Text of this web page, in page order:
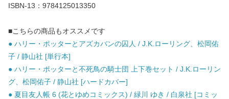
ISBN-13：9784125013350
■こちらの商品もオススメです
● ハリー・ポッターとアズカバンの囚人 / J.K.ローリング、松岡佑
子 / 静山社 [単行本]
● ハリー・ポッターと不死鳥の騎士団 上下巻セット / J.K.ローリン
グ、松岡佑子 / 静山社 [ハードカバー]
● 夏目友人帳 6 (花とゆめコミックス) / 緑川 ゆき / 白泉社 [コミッ